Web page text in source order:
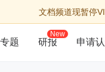
文档频道现暂停
专题 研报
New
申请